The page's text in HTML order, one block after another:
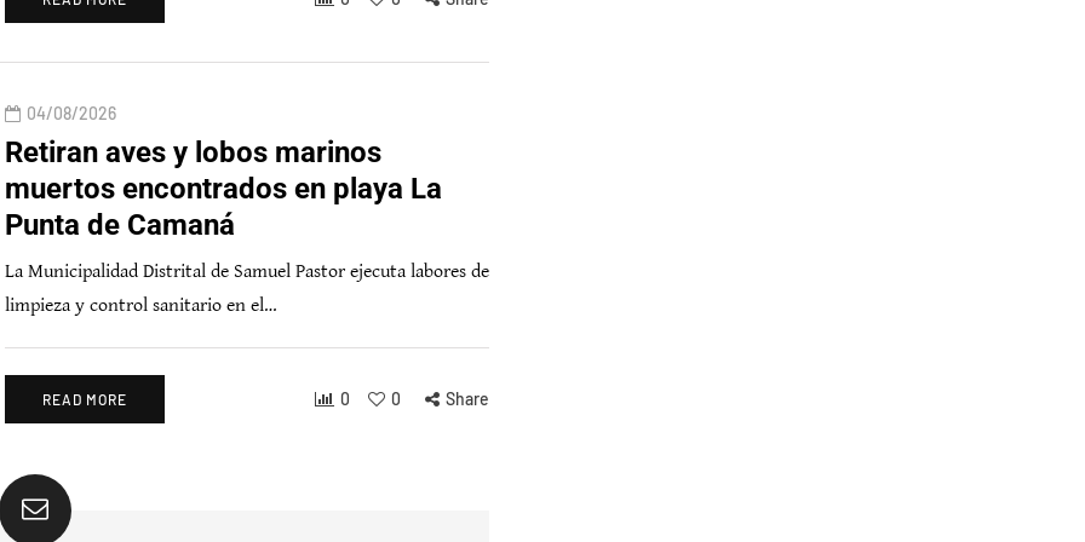
04/08/2026
Retiran aves y lobos marinos
muertos encontrados en playa La
Punta de Camaná
La Municipalidad Distrital de Samuel Pastor ejecuta labores de
limpieza y control sanitario en el…
READ MORE 0 0 Share